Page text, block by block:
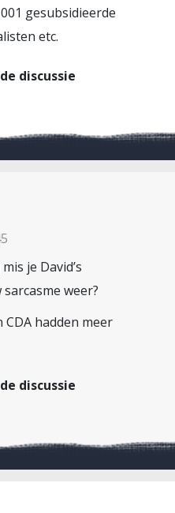
gesubsidieerde
etc.
discussie
je David’s
weer?
CDA hadden meer
discussie